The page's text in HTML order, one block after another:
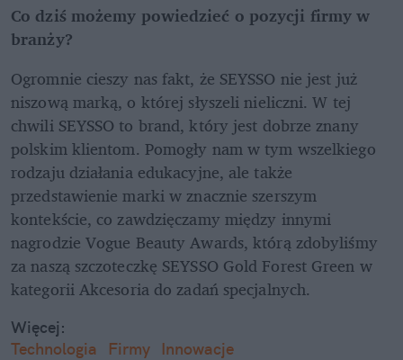
Co dziś możemy powiedzieć o pozycji firmy w
branży?
Ogromnie cieszy nas fakt, że SEYSSO nie jest już
niszową marką, o której słyszeli nieliczni. W tej
chwili SEYSSO to brand, który jest dobrze znany
polskim klientom. Pomogły nam w tym wszelkiego
rodzaju działania edukacyjne, ale także
przedstawienie marki w znacznie szerszym
kontekście, co zawdzięczamy między innymi
nagrodzie Vogue Beauty Awards, którą zdobyliśmy
za naszą szczoteczkę SEYSSO Gold Forest Green w
kategorii Akcesoria do zadań specjalnych.
Więcej:
Technologia
Firmy Innowacje